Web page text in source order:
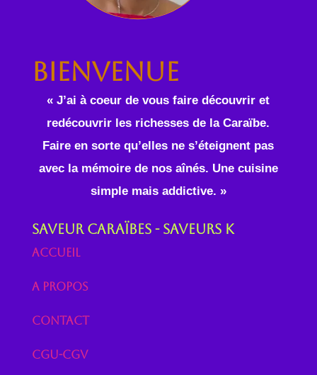
Bienvenue
« J’ai à coeur de vous faire découvrir et
redécouvrir les richesses de la Caraïbe.
Faire en sorte qu’elles ne s’éteignent pas
avec la mémoire de nos aînés. Une cuisine
simple mais addictive. »
Saveur Caraïbes - Saveurs K
Accueil
A propos
Contact
CGU-CGV